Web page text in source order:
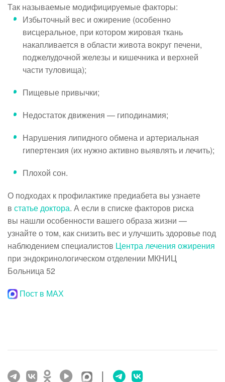
Так называемые модифицируемые факторы:
Избыточный вес и ожирение (особенно
висцеральное, при котором жировая ткань
накапливается в области живота вокруг печени,
поджелудочной железы и кишечника и верхней
части туловища);
Пищевые привычки;
Недостаток движения — гиподинамия;
Нарушения липидного обмена и артериальная
гипертензия (их нужно активно выявлять и лечить);
Плохой сон.
О подходах к профилактике предиабета вы узнаете
в статье доктора. А если в списке факторов риска
вы нашли особенности вашего образа жизни —
узнайте о том, как снизить вес и улучшить здоровье под
наблюдением специалистов Центра лечения ожирения
при эндокринологическом отделении МКНИЦ
Больница 52
Пост в МАХ
|